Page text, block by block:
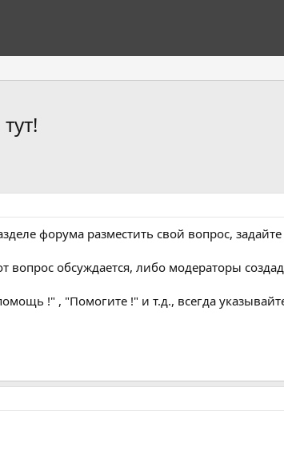
форума разместить свой вопрос, задайте
вопрос обсуждается, либо модераторы
!" , "Помогите !" и т.д., всегда